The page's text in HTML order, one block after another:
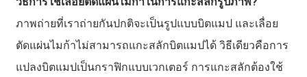
ภาพถ่ายที่เราถ่ายกันปกติจะเป็นรูปแบบบิตแมป และเลื่อย
ตัดแผ่นไมก้าไม่สามารถแกะสลักบิตแมปได้ วิธีเดียวคือการ
แปลงบิตแมปเป็นกราฟิกแบบเวกเตอร์ การแกะสลักต้องใช้